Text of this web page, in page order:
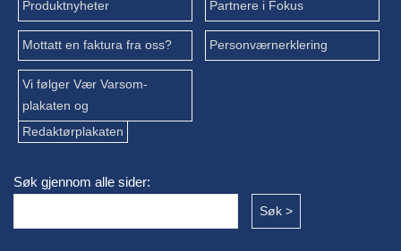
Produktnyheter Partnere i Fokus
Mottatt en faktura fra oss? Personværnerklering
Vi følger Vær Varsom-
plakaten og
Redaktørplakaten
Søk gjennom alle sider: